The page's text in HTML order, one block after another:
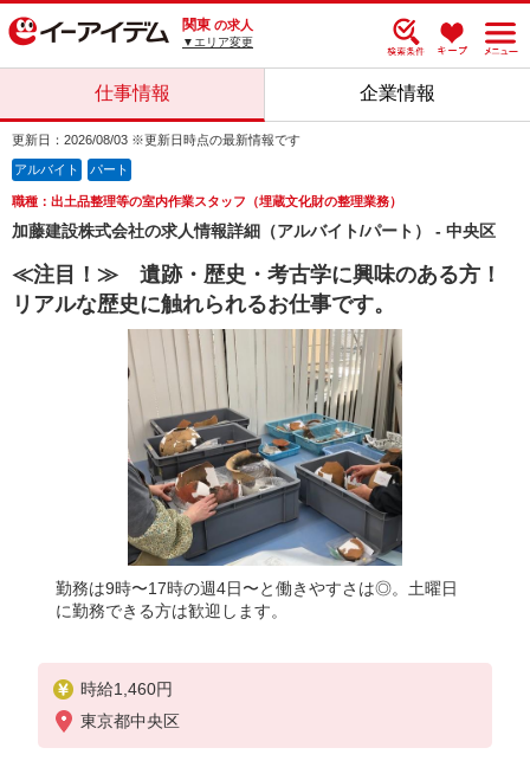
関東 の求人
▼エリア変更
仕事情報 企業情報
更新日：2026/08/03 ※更新日時点の最新情報です
アルバイト パート
職種：出土品整理等の室内作業スタッフ（埋蔵文化財の整理業務）
加藤建設株式会社の求人情報詳細（アルバイト/パート） - 中央区
≪注目！≫ 遺跡・歴史・考古学に興味のある方！
リアルな歴史に触れられるお仕事です。
勤務は9時〜17時の週4日〜と働きやすさは◎。土曜日
に勤務できる方は歓迎します。
時給1,460円
東京都中央区